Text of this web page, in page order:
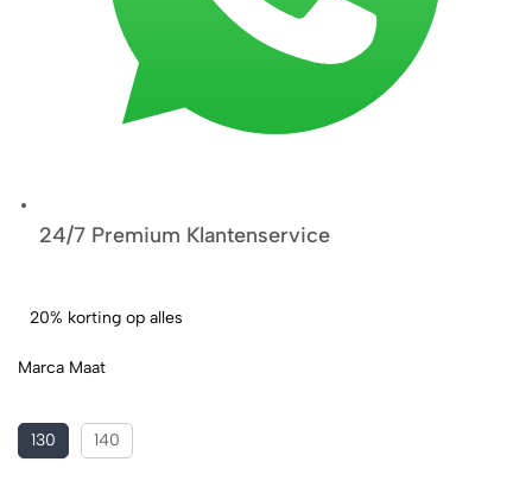
24/7 Premium Klantenservice
20% korting op alles
Marca Maat
130 140